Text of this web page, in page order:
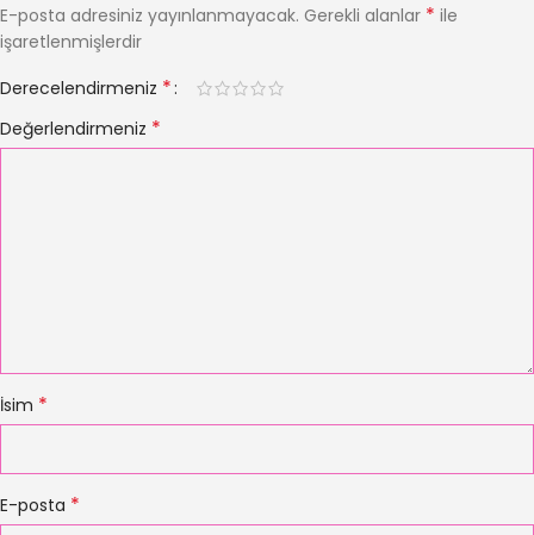
E-posta adresiniz yayınlanmayacak. Gerekli alanlar * ile
işaretlenmişlerdir
Derecelendirmeniz *
Değerlendirmeniz *
İsim *
E-posta *